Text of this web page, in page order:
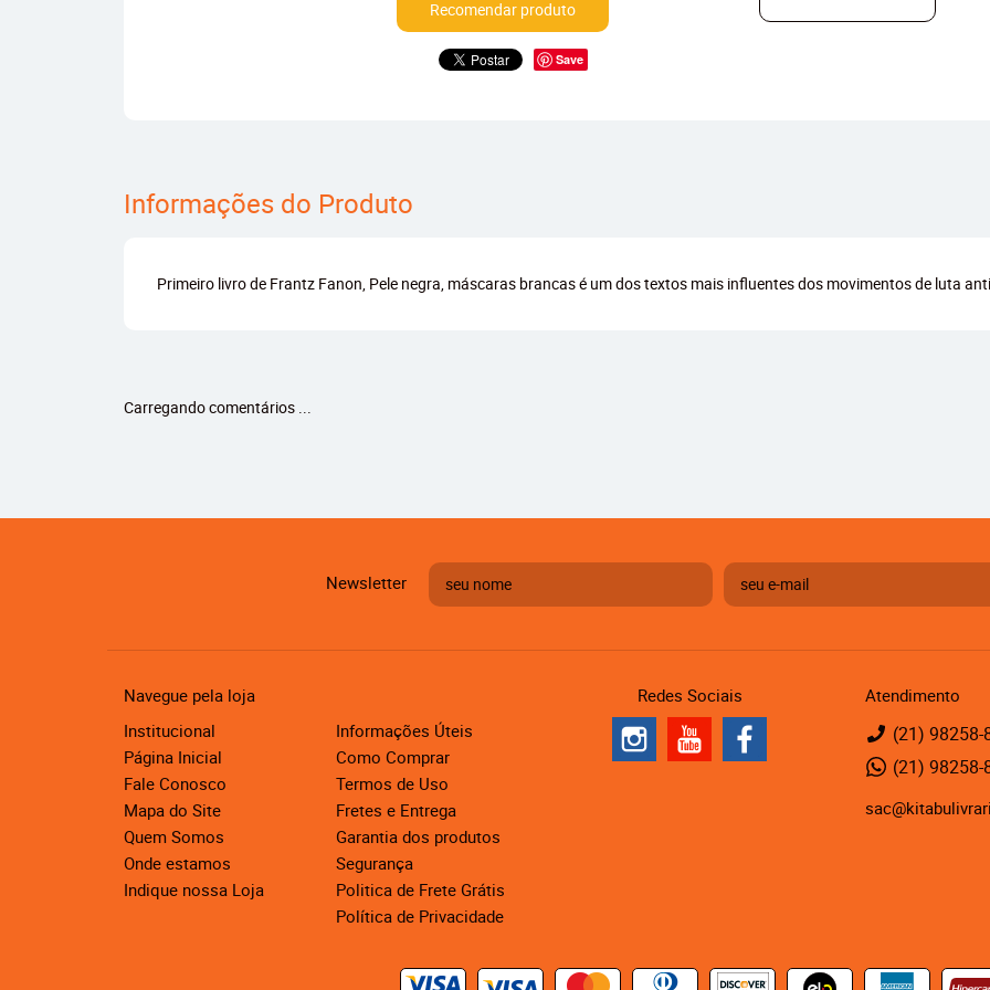
Recomendar produto
Save
Informações do Produto
Primeiro livro de Frantz Fanon, Pele negra, máscaras brancas é um dos textos mais influentes dos movimentos de luta
Carregando comentários ...
Newsletter
Navegue pela loja
Institucional
Página Inicial
Fale Conosco
Mapa do Site
Quem Somos
Onde estamos
Indique nossa Loja
Informações Úteis
Como Comprar
Termos de Uso
Fretes e Entrega
Garantia dos produtos
Segurança
Politica de Frete Grátis
Política de Privacidade
Redes Sociais Atendimento
(21) 98258-
(21) 98258-